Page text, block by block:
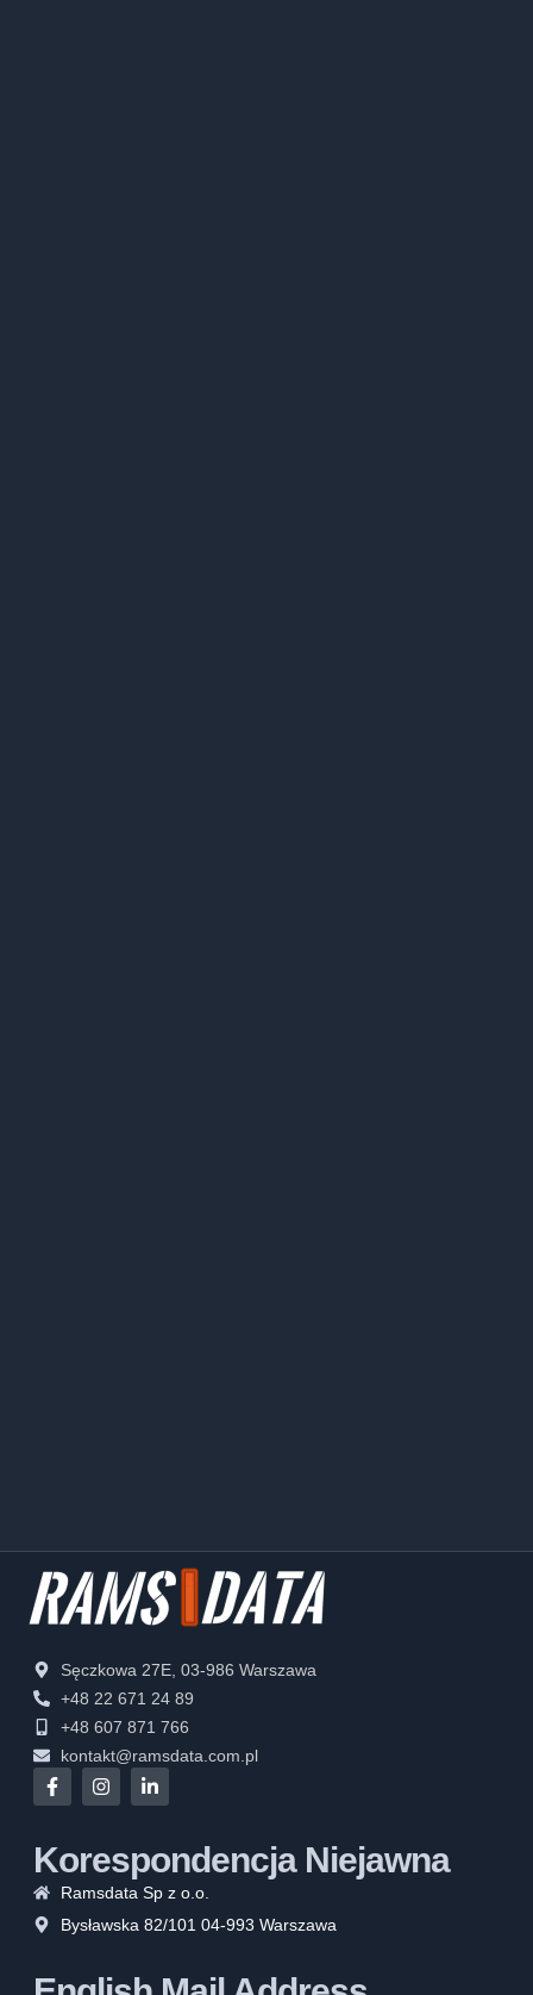
Sęczkowa 27E, 03-986 Warszawa
+48 22 671 24 89
+48 607 871 766
kontakt@ramsdata.com.pl
Korespondencja Niejawna
Ramsdata Sp z o.o.
Bysławska 82/101 04-993 Warszawa